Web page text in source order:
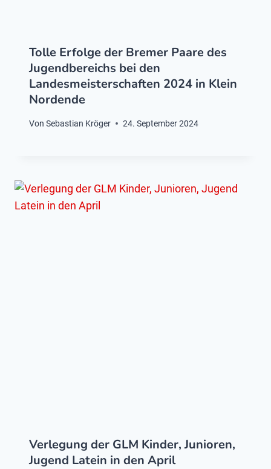
Tolle Erfolge der Bremer Paare des
Jugendbereichs bei den
Landesmeisterschaften 2024 in Klein
Nordende
Von Sebastian Kröger 24. September 2024
Verlegung der GLM Kinder, Junioren,
Jugend Latein in den April